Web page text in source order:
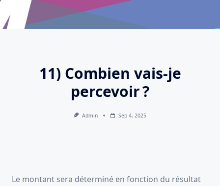
11) Combien vais-je
percevoir ?
Admin Sep 4, 2025
Le montant sera déterminé en fonction du résultat